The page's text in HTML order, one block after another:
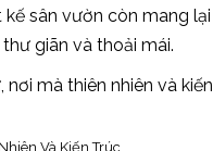
sân vườn còn mang lại
giãn và thoải mái.
mà thiên nhiên và kiến